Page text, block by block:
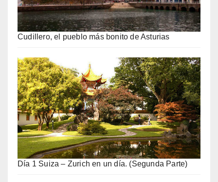
Cudillero, el pueblo más bonito de Asturias
Día 1 Suiza – Zurich en un día. (Segunda Parte)